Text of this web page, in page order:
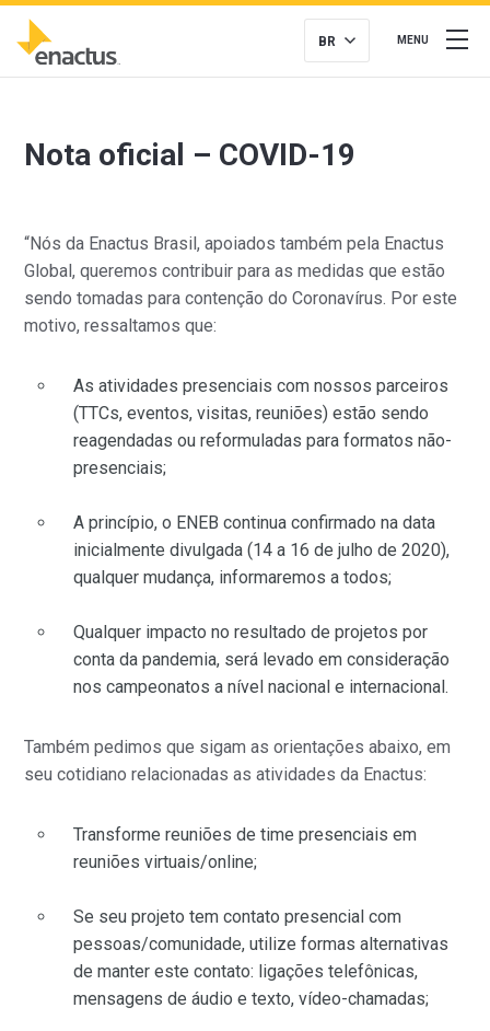
MENU
BR
Nota oficial – COVID-19
“Nós da Enactus Brasil, apoiados também pela Enactus
Global, queremos contribuir para as medidas que estão
sendo tomadas para contenção do Coronavírus. Por este
motivo, ressaltamos que:
As atividades presenciais com nossos parceiros
(TTCs, eventos, visitas, reuniões) estão sendo
reagendadas ou reformuladas para formatos não-
presenciais;
A princípio, o ENEB continua confirmado na data
inicialmente divulgada (14 a 16 de julho de 2020),
qualquer mudança, informaremos a todos;
Qualquer impacto no resultado de projetos por
conta da pandemia, será levado em consideração
nos campeonatos a nível nacional e internacional.
Também pedimos que sigam as orientações abaixo, em
seu cotidiano relacionadas as atividades da Enactus:
Transforme reuniões de time presenciais em
reuniões virtuais/online;
Se seu projeto tem contato presencial com
pessoas/comunidade, utilize formas alternativas
de manter este contato: ligações telefônicas,
mensagens de áudio e texto, vídeo-chamadas;